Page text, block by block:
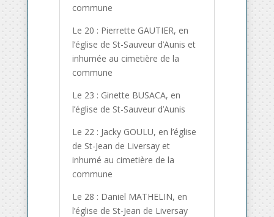
commune
Le 20 : Pierrette GAUTIER, en
l’église de St-Sauveur d’Aunis et
inhumée au cimetière de la
commune
Le 23 : Ginette BUSACA, en
l’église de St-Sauveur d’Aunis
Le 22 : Jacky GOULU, en l’église
de St-Jean de Liversay et
inhumé au cimetière de la
commune
Le 28 : Daniel MATHELIN, en
l’église de St-Jean de Liversay